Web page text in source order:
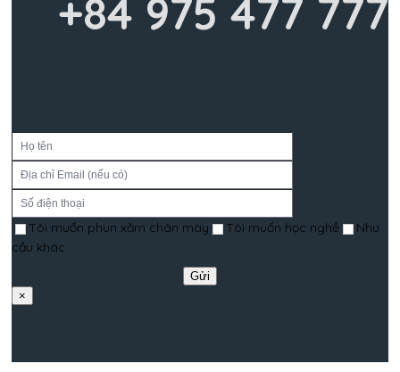
+84 975 477 777
Tôi muốn phun xăm chân mày Tôi muốn học nghề
Nhu
cầu khác
×